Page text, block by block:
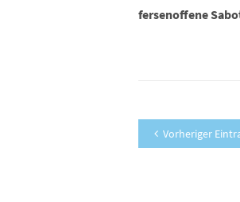
fersenoffene
Vorheriger